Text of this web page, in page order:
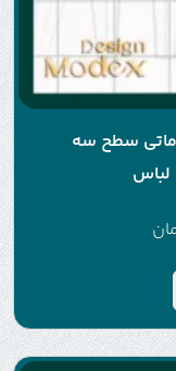
سطح سه